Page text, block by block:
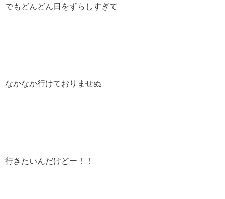
でもどんどん日をずらしすぎて
なかなか行けておりませぬ
行きたいんだけどー！！